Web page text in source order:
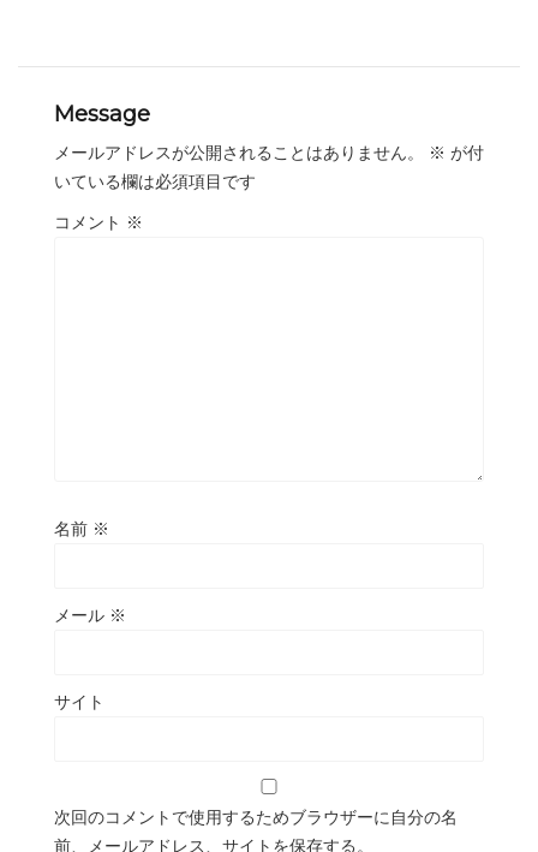
Message
メールアドレスが公開されることはありません。 ※ が付
いている欄は必須項目です
コメント ※
名前 ※
メール ※
サイト
次回のコメントで使用するためブラウザーに自分の名
前、メールアドレス、サイトを保存する。